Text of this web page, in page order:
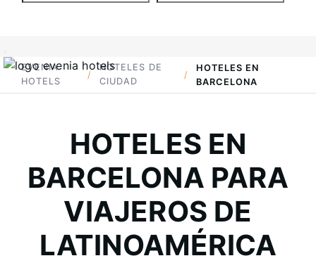
EVENIA
HOTELS
HOTELES DE
CIUDAD
HOTELES EN
BARCELONA
HOTELES EN
BARCELONA PARA
VIAJEROS DE
LATINOAMÉRICA